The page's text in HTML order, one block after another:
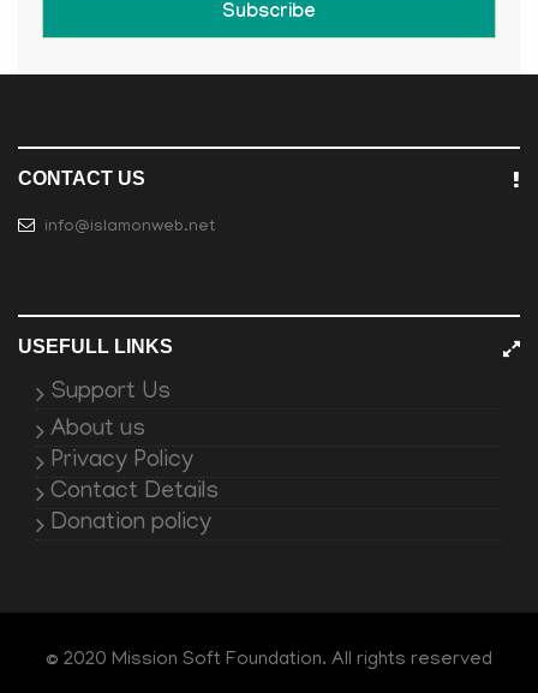
Subscribe
CONTACT US
info@islamonweb.net
USEFULL LINKS
Support Us
About us
Privacy Policy
Contact Details
Donation policy
© 2020 Mission Soft Foundation. All rights reserved